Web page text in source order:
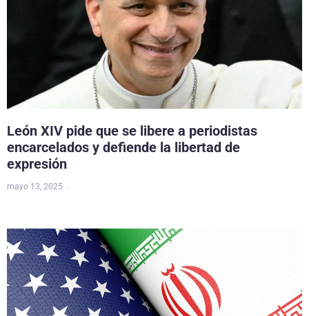
León XIV pide que se libere a periodistas
encarcelados y defiende la libertad de
expresión
mayo 13, 2025